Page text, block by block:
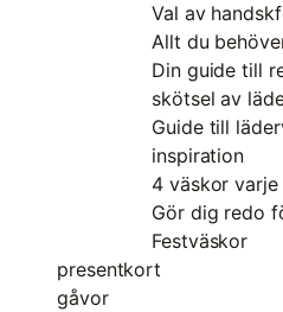
Val av
Allt du
Din guide till
skötsel av
Guide till
inspiration
4 väskor
Gör dig redo
Festväskor
presentkort
gåvor